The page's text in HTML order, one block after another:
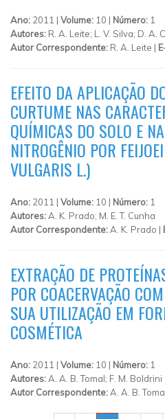
Ano: 2011 | Volume: 10 | Número: 1
Autores: R. A. Leite; L. V. Silva; D. A.
Autor Correspondente: R. A. Leite |
EFEITO DA APLICAÇÃO
CURTUME NAS
QUÍMICAS DO SOLO E
NITROGÊNIO POR
VULGARIS L.)
Ano: 2011 | Volume: 10 | Número: 1
Autores:A. K. Prado; M. E. T. Cunha
Autor Correspondente:A. K. Prado |
EXTRAÇÃO DE
POR COACERVAÇÃO
SUA UTILIZAÇÃO EM
COSMÉTICA
Ano: 2011 | Volume: 10 | Número: 1
Autores:A. A. B. Tomal; F. M. Boldrini
Autor Correspondente:A. A. B.
PÁGINAS